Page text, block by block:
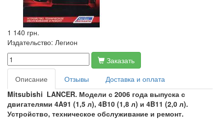
1 140 грн.
Издательство: Легион
Заказать
Описание
Отзывы
Доставка и оплата
Mitsubishi LANCER. Модели с 2006 года выпуска с
двигателями 4A91 (1,5 л), 4B10 (1,8 л) и 4B11 (2,0 л).
Устройство, техническое обслуживание и ремонт.